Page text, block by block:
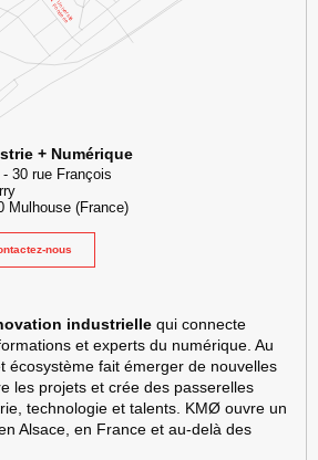
industrielle et lieu événementiel au cœur
+ Numérique
30 rue François
Mulhouse (France)
nous
industrielle qui connecte
et experts du numérique. Au
fait émerger de nouvelles
les projets et crée des passerelles
technologie et talents. KMØ ouvre un
Alsace, en France et au-delà des